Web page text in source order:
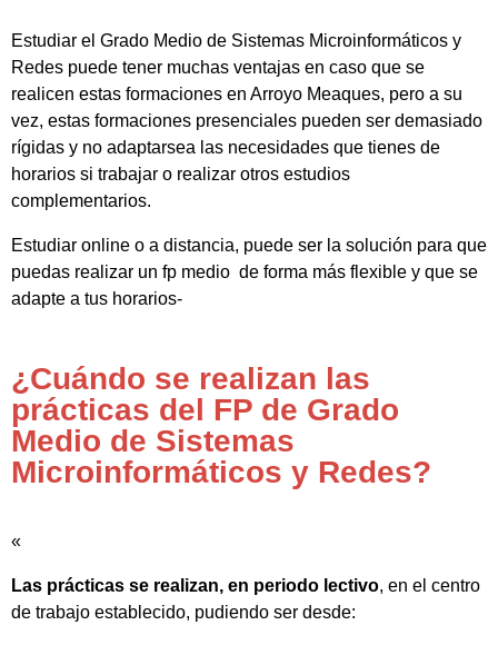
Estudiar el Grado Medio de Sistemas Microinformáticos y
Redes puede tener muchas ventajas en caso que se
realicen estas formaciones en Arroyo Meaques, pero a su
vez, estas formaciones presenciales pueden ser demasiado
rígidas y no adaptarsea las necesidades que tienes de
horarios si trabajar o realizar otros estudios
complementarios.
Estudiar online o a distancia, puede ser la solución para que
puedas realizar un fp medio de forma más flexible y que se
adapte a tus horarios-
¿Cuándo se realizan las
prácticas del FP de Grado
Medio de Sistemas
Microinformáticos y Redes?
«
Las prácticas se realizan, en periodo lectivo, en el centro
de trabajo establecido, pudiendo ser desde: